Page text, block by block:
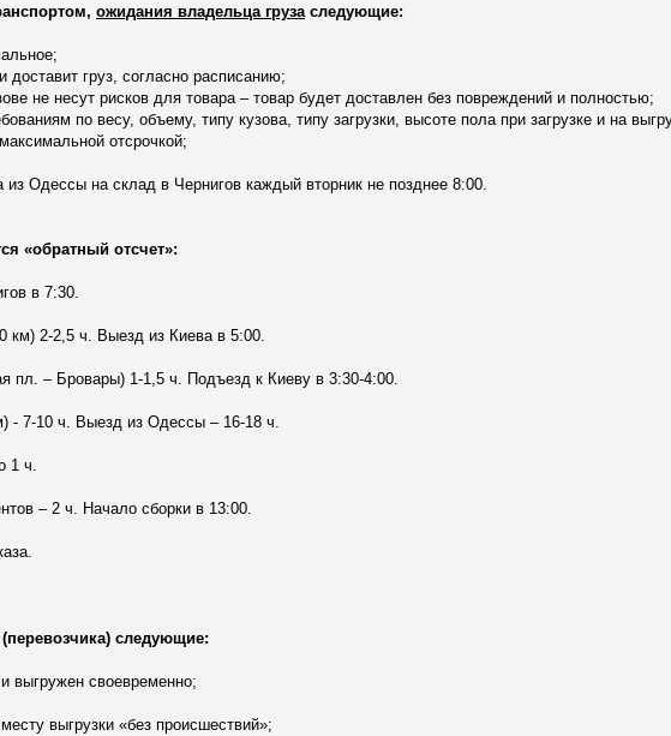
ожидания владельца груза следующие:
доставит груз, согласно расписанию;
не несут рисков для товара – товар будет доставлен без повреждений и полностью;
по весу, объему, типу кузова, типу загрузки, высоте пола при загрузке и на
отсрочкой;
из Одессы на склад в Чернигов каждый вторник не позднее 8:00.
«обратный отсчет»:
в 7:30.
км) 2-2,5 ч. Выезд из Киева в 5:00.
пл. – Бровары) 1-1,5 ч. Подъезд к Киеву в 3:30-4:00.
- 7-10 ч. Выезд из Одессы – 16-18 ч.
1 ч.
– 2 ч. Начало сборки в 13:00.
(перевозчика) следующие:
выгружен своевременно;
выгрузки «без происшествий»;